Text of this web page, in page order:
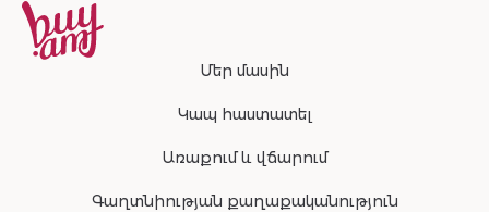
Մեր մասին
Կապ հաստատել
Առաքում և վճարում
Գաղտնիության քաղաքականություն